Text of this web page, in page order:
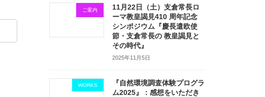
ご案内
11月22日（土）支倉常長ロ
ーマ教皇謁見410 周年記念
シンポジウム『慶長遣欧使
節・支倉常長の 教皇謁見と
その時代』
2025年11月5日
WORKS
『自然環境調査体験プログラ
ム2025』：感想をいただき